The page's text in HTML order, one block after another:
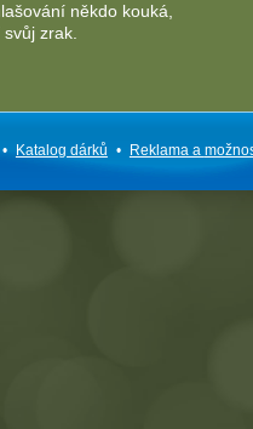
někdo kouká,
zrak.
• Katalog dárků • Reklama a